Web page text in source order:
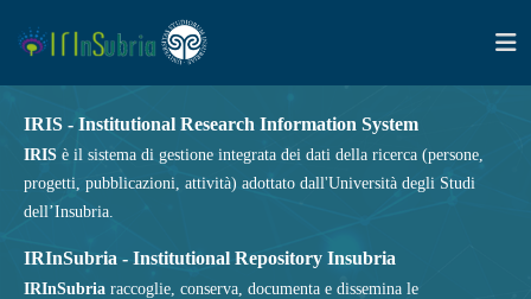
IRIS - Institutional Research Information System
IRIS è il sistema di gestione integrata dei dati della ricerca (persone,
progetti, pubblicazioni, attività) adottato dall'Università degli Studi
dell’Insubria.
IRInSubria - Institutional Repository Insubria
IRInSubria raccoglie, conserva, documenta e dissemina le